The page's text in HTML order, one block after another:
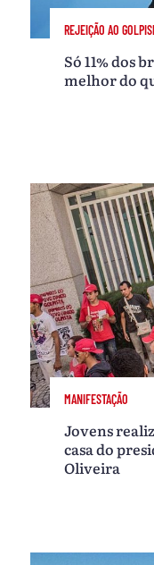
REJEIÇÃO AO
Só 11% dos
melhor do
MANIFESTAÇÃO
Jovens
casa do
Oliveira